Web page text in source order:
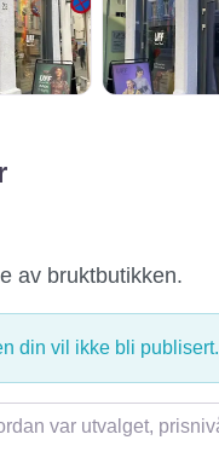
av bruktbutikken.
din vil ikke bli publisert.